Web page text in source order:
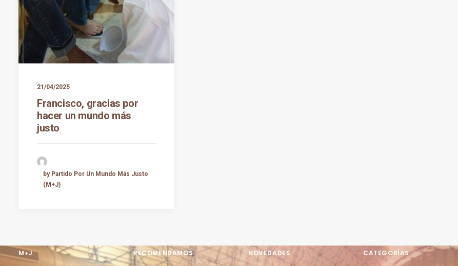
21/04/2025
Francisco, gracias por
hacer un mundo más
justo
by Partido Por Un Mundo Más Justo
(M+J)
M+J RECOMENDAMOS NOVEDADES CATEGORÍAS